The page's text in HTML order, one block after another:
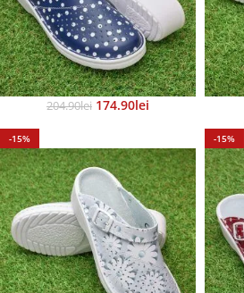
204.90Lei 174.90Lei
-15% -15%